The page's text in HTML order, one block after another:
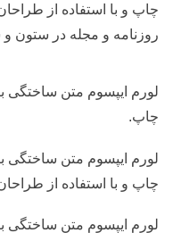
چاپ و با استفاده از
روزنامه و مجله در ستون
لورم ایپسوم متن ساختگی
چاپ.
لورم ایپسوم متن ساختگی
چاپ و با استفاده از
لورم ایپسوم متن ساختگی